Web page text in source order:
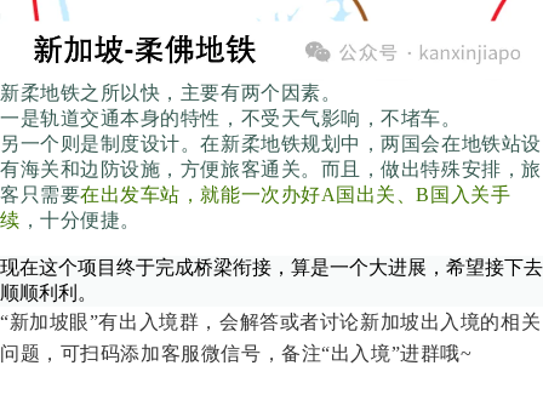
新柔地铁之所以快，主要有两个因素。
一是轨道交通本身的特性，不受天气影响，不堵车。
另一个则是制度设计。在新柔地铁规划中，两国会在地铁站设
有海关和边防设施，方便旅客通关。而且，做出特殊安排，旅
客只需要在出发车站，就能一次办好A国出关、B国入关手
续 ，十分便捷。
现在这个项目终于完成桥梁衔接，算是一个大进展，希望接下去
顺顺利利。
“新加坡眼”有出入境群，会解答或者讨论新加坡出入境的相关
问题，可扫码添加客服微信号，备注“出入境”进群哦~